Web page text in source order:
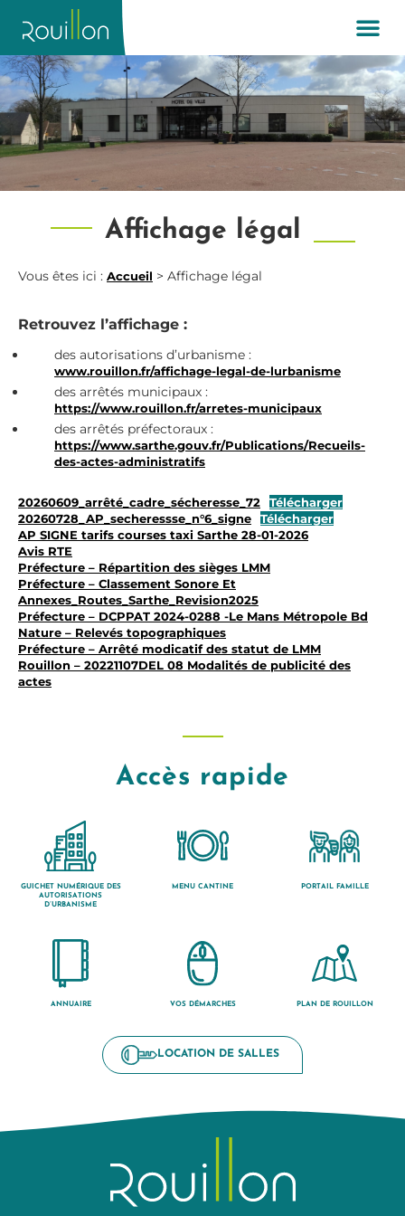
Affichage légal
Vous êtes ici : Accueil > Affichage légal
Retrouvez l’affichage :
des autorisations d’urbanisme :
www.rouillon.fr/affichage-legal-de-lurbanisme
des arrêtés municipaux :
https://www.rouillon.fr/arretes-municipaux
des arrêtés préfectoraux :
https://www.sarthe.gouv.fr/Publications/Recueils-
des-actes-administratifs
20260609_arrêté_cadre_sécheresse_72
Télécharger
20260728_AP_secheressse_n°6_signe
Télécharger
AP SIGNE tarifs courses taxi Sarthe 28-01-2026
Avis RTE
Préfecture – Répartition des sièges LMM
Préfecture – Classement Sonore Et
Annexes_Routes_Sarthe_Revision2025
Préfecture – DCPPAT 2024-0288 -Le Mans Métropole Bd
Nature – Relevés topographiques
Préfecture – Arrêté modicatif des statut de LMM
Rouillon – 20221107DEL 08 Modalités de publicité des
actes
Accès rapide
GUICHET NUMÉRIQUE DES
AUTORISATIONS
D’URBANISME
MENU CANTINE PORTAIL FAMILLE
ANNUAIRE VOS DÉMARCHES PLAN DE ROUILLON
LOCATION DE SALLES